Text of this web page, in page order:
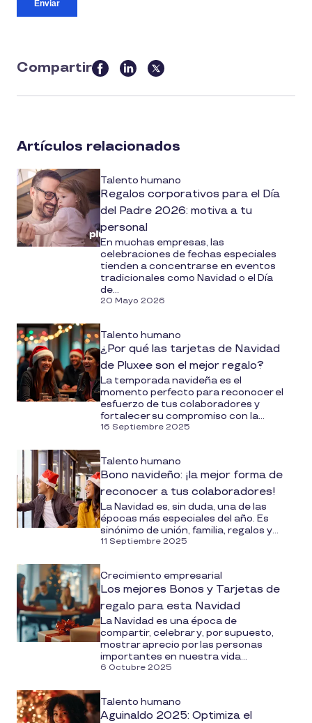
Compartir
this
article
social
media
Artículos relacionados
Talento humano
Regalos corporativos para el Día
del Padre 2026: motiva a tu
personal
En muchas empresas, las
celebraciones de fechas especiales
tienden a concentrarse en eventos
tradicionales como Navidad o el Día
de...
20 Mayo 2026
Talento humano
¿Por qué las tarjetas de Navidad
de Pluxee son el mejor regalo?
La temporada navideña es el
momento perfecto para reconocer el
esfuerzo de tus colaboradores y
fortalecer su compromiso con la...
16 Septiembre 2025
Talento humano
Bono navideño: ¡la mejor forma de
reconocer a tus colaboradores!
La Navidad es, sin duda, una de las
épocas más especiales del año. Es
sinónimo de unión, familia, regalos y...
11 Septiembre 2025
Crecimiento empresarial
Los mejores Bonos y Tarjetas de
regalo para esta Navidad
La Navidad es una época de
compartir, celebrar y, por supuesto,
mostrar aprecio por las personas
importantes en nuestra vida...
6 Octubre 2025
Talento humano
Aguinaldo 2025: Optimiza el